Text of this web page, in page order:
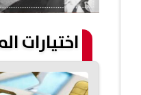
اختيارات